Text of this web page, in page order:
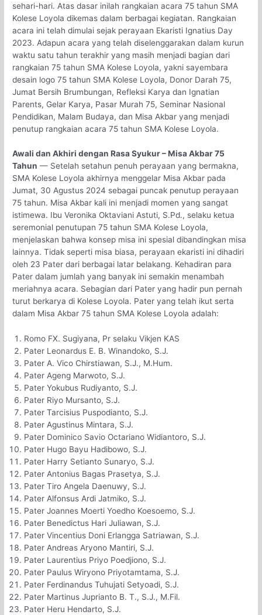
sehari-hari. Atas dasar inilah rangkaian acara 75 tahun SMA
Kolese Loyola dikemas dalam berbagai kegiatan. Rangkaian
acara ini telah dimulai sejak perayaan Ekaristi Ignatius Day
2023. Adapun acara yang telah diselenggarakan dalam kurun
waktu satu tahun terakhir yang masih menjadi bagian dari
rangkaian 75 tahun SMA Kolese Loyola, yakni sayembara
desain logo 75 tahun SMA Kolese Loyola, Donor Darah 75,
Jumat Bersih Brumbungan, Refleksi Karya dan Ignatian
Parents, Gelar Karya, Pasar Murah 75, Seminar Nasional
Pendidikan, Malam Budaya, dan Misa Akbar yang menjadi
penutup rangkaian acara 75 tahun SMA Kolese Loyola.
Awali dan Akhiri dengan Rasa Syukur – Misa Akbar 75
Tahun — Setelah setahun penuh perayaan yang bermakna,
SMA Kolese Loyola akhirnya menggelar Misa Akbar pada
Jumat, 30 Agustus 2024 sebagai puncak penutup perayaan
75 tahun. Misa Akbar kali ini menjadi momen yang sangat
istimewa. Ibu Veronika Oktaviani Astuti, S.Pd., selaku ketua
seremonial penutupan 75 tahun SMA Kolese Loyola,
menjelaskan bahwa konsep misa ini spesial dibandingkan misa
lainnya. Tidak seperti misa biasa, perayaan ekaristi ini dihadiri
oleh 23 Pater dari berbagai latar belakang. Kehadiran para
Pater dalam jumlah yang banyak ini semakin menambah
meriahnya acara. Sebagian dari Pater yang hadir pun pernah
turut berkarya di Kolese Loyola. Pater yang telah ikut serta
dalam Misa Akbar 75 tahun SMA Kolese Loyola adalah:
Romo FX. Sugiyana, Pr selaku Vikjen KAS
Pater Leonardus E. B. Winandoko, S.J.
Pater A. Vico Chirstiawan, S.J., M.Hum.
Pater Ageng Marwoto, S.J.
Pater Yokubus Rudiyanto, S.J.
Pater Riyo Mursanto, S.J.
Pater Tarcisius Puspodianto, S.J.
Pater Agustinus Mintara, S.J.
Pater Dominico Savio Octariano Widiantoro, S.J.
Pater Hugo Bayu Hadibowo, S.J.
Pater Harry Setianto Sunaryo, S.J.
Pater Antonius Bagas Prasetya, S.J.
Pater Tiro Angela Daenuwy, S.J.
Pater Alfonsus Ardi Jatmiko, S.J.
Pater Joannes Moerti Yoedho Koesoemo, S.J.
Pater Benedictus Hari Juliawan, S.J.
Pater Vincentius Doni Erlangga Satriawan, S.J.
Pater Andreas Aryono Mantiri, S.J.
Pater Laurentius Priyo Poedjiono, S.J.
Pater Paulus Wiryono Priyotamtama, S.J.
Pater Ferdinandus Tuhujati Setyoadi, S.J.
Pater Martinus Juprianto B. T., S.J., M.Fil.
Pater Heru Hendarto, S.J.